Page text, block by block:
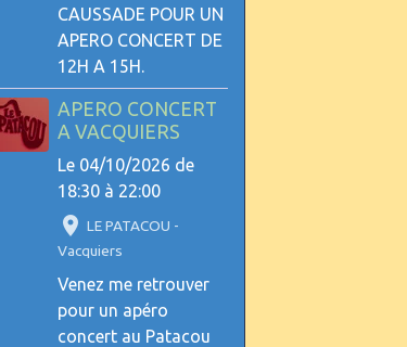
CAUSSADE POUR UN
APERO CONCERT DE
12H A 15H.
APERO CONCERT
A VACQUIERS
Le 04/10/2026 de
18:30 à 22:00
LE PATACOU -
Vacquiers
Venez me retrouver
pour un apéro
concert au Patacou